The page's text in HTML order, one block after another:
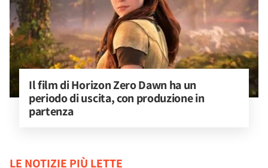
Il film di Horizon Zero Dawn ha un
periodo di uscita, con produzione in
partenza
LE NOTIZIE PIÙ LETTE